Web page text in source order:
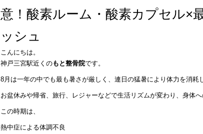
意！酸素ルーム・酸素カプセル×
ッシュ
こんにちは。
神戸三宮駅近くのもと整骨院です。
8月は一年の中でも最も暑さが厳しく、連日の猛暑により体力を消耗
お盆休みや帰省、旅行、レジャーなどで生活リズムが変わり、身体
この時期は、
熱中症による体調不良